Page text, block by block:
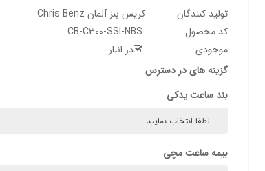
تولید کنندگان
کریس بنز آلمان Chris Benz
کد محصول:
موجودی:
در انبار
گزینه های در دسترس
بند ساعت یدکی
بیمه ساعت مچی